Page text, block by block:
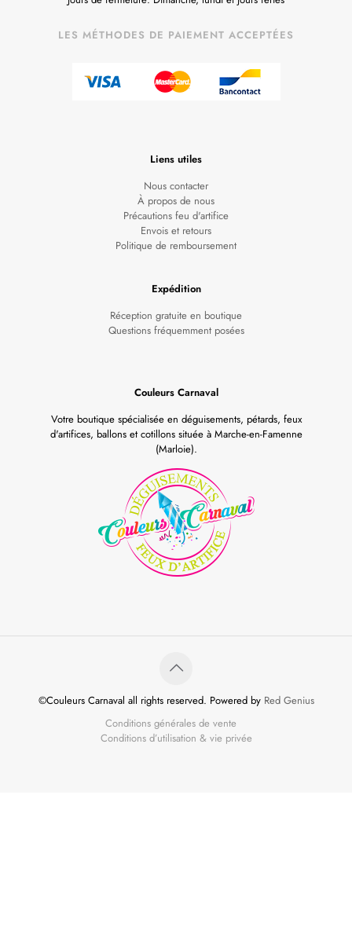
LES MÉTHODES DE PAIEMENT ACCEPTÉES
Liens utiles
Nous contacter
À propos de nous
Précautions feu d'artifice
Envois et retours
Politique de remboursement
Expédition
Réception gratuite en boutique
Questions fréquemment posées
Couleurs Carnaval
Votre boutique spécialisée en déguisements, pétards, feux
d'artifices, ballons et cotillons située à Marche-en-Famenne
(Marloie).
©Couleurs Carnaval all rights reserved. Powered by Red Genius
Conditions générales de vente
Conditions d’utilisation & vie privée